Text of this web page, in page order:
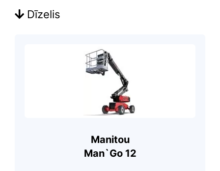
Dīzelis
Manitou
Man`Go 12